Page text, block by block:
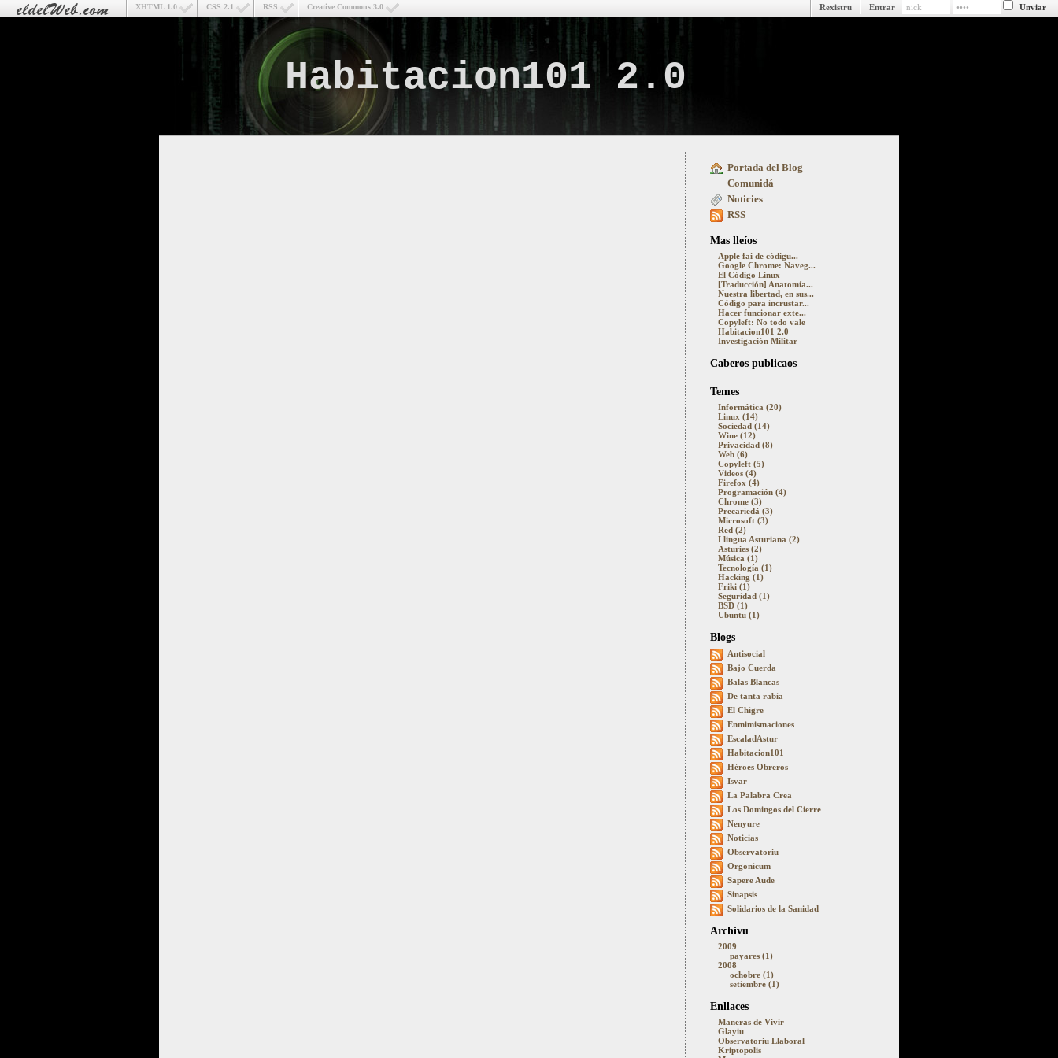
Creative Commons 3.0
RSS
CSS 2.1
XHTML 1.0 Entrar
Rexistru
Habitacion101 2.0
Lo que pasa detrás y delantre la pantalla
Portada del Blog
Comunidá
Noticies
RSS
Mas lleíos
Apple fai de códigu...
Google Chrome: Naveg...
El Código Linux
[Traducción] Anatomía...
Nuestra libertad, en sus...
Código para incrustar...
Hacer funcionar exte...
Copyleft: No todo vale
Habitacion101 2.0
Investigación Militar
Caberos publicaos
Temes
Informática (20)
Linux (14)
Sociedad (14)
Wine (12)
Privacidad (8)
Web (6)
Copyleft (5)
Videos (4)
Firefox (4)
Programación (4)
Chrome (3)
Precariedá (3)
Microsoft (3)
Red (2)
Llingua Asturiana (2)
Asturies (2)
Música (1)
Tecnología (1)
Hacking (1)
Friki (1)
Seguridad (1)
BSD (1)
Ubuntu (1)
Blogs
Antisocial
Bajo Cuerda
Balas Blancas
De tanta rabia
El Chigre
Enmimismaciones
EscaladAstur
Habitacion101
Héroes Obreros
Isvar
La Palabra Crea
Los Domingos del Cierre
Nenyure
Noticias
Observatoriu
Orgonicum
Sapere Aude
Sinapsis
Solidarios de la Sanidad
Archivu
2009
payares (1)
2008
ochobre (1)
setiembre (1)
Enllaces
Maneras de Vivir
Glayiu
Observatoriu Llaboral
Kriptopolis